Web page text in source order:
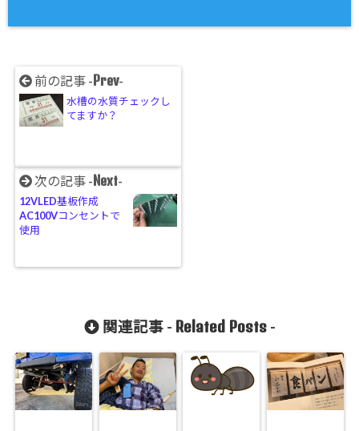
前の記事 - Prev-
水槽の水質チェックし
てますか？
次の記事 - Next-
12VLED基板作成
AC100Vコンセントで
使用
関連記事 - Related Posts-